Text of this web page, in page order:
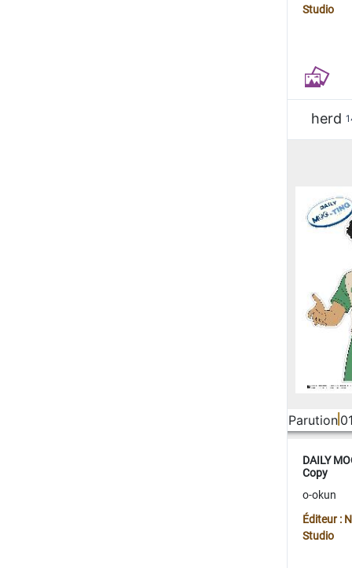
Studio
herd
Parution
DAILY
Copy
o-okun
Éditeur :
Studio